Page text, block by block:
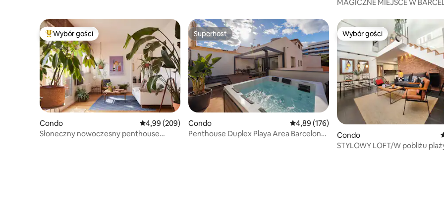
MAGICZNE MIEJSCE W
Najpopularniejsze z kategorii Wybór gości
Wybór gości
Condo Średnia ocena: 4,99 na 5, liczba recenzji: 209
4,99 (209)
Słoneczny nowoczesny penthouse
Superhost
Superhost
Condo Średnia ocena: 4,89 na 5, liczba recenzji: 176
4,89 (176)
Penthouse Duplex Playa Area Barcelona
Wybór gości
Wybór gości
Condo
STYLOWY LOFT/W pobliżu